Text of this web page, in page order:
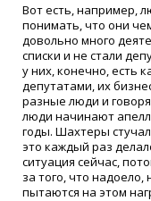
Вот есть, например,
понимать, что они
довольно много
списки и не стали
у них, конечно, есть
депутатами, их
разные люди и
люди начинают
годы. Шахтеры
это каждый раз
ситуация сейчас,
за того, что надоело,
пытаются на этом